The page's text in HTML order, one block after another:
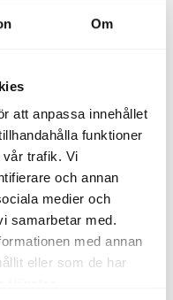
Om
att anpassa innehållet
funktioner
trafik. Vi
och annan
medier och
samarbetar med.
med annan
eller som de har
säger Frank
årligen
och cirka 90
sker i närmare
användes?